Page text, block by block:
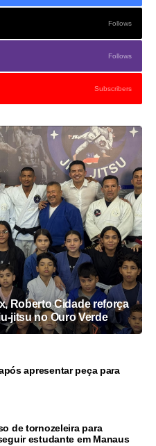
Follows
Follows
Subscribers
Roberto Cidade reforça
jitsu no Ouro Verde
apresentar peça para
de tornozeleira para
estudante em Manaus